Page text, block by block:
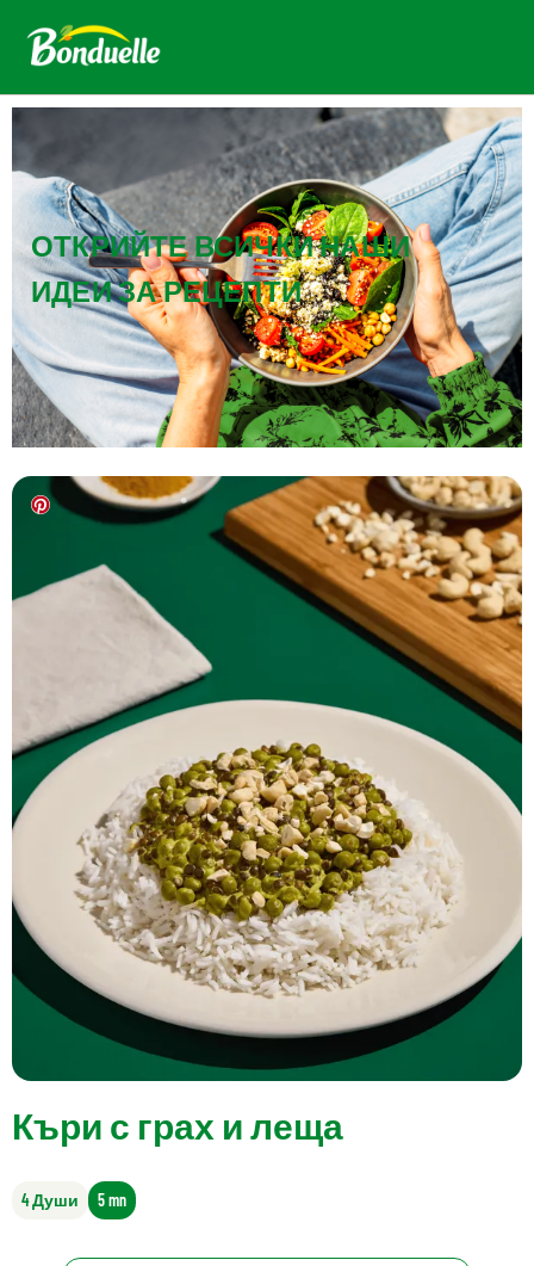
ОТКРИЙТЕ ВСИЧКИ НАШИ
ИДЕИ ЗА РЕЦЕПТИ
Къри с грах и леща
4 Души 5 mn